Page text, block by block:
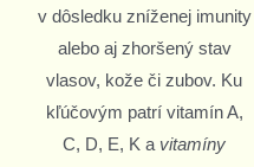
v dôsledku zníženej imunity
alebo aj zhoršený stav
vlasov, kože či zubov. Ku
kľúčovým patrí vitamín A,
C, D, E, K a vitamíny